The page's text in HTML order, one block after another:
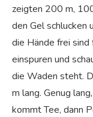
zeigten 200 m,
den Gel schlucken
die Hände frei
einspuren und
die Waden steht.
m lang. Genug
kommt Tee, dann